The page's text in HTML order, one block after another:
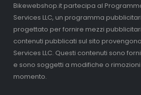
Bikewebshop.it partecipa al
Services LLC, un programma
progettato per fornire mezzi
contenuti pubblicati sul sito
Services LLC. Questi contenuti sono
e sono soggetti a modifiche o
momento.